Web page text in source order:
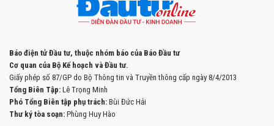
Báo điện tử Đầu tư, thuộc nhóm báo của Báo Đầu tư
Cơ quan của Bộ Kế hoạch và Đầu tư.
Giấy phép số 87/GP do Bộ Thông tin và Truyền thông cấp ngày 8/4/2013
Tổng Biên Tập: Lê Trọng Minh
Phó Tổng Biên tập phụ trách: Bùi Đức Hải
Thư ký tòa soạn: Phùng Huy Hào